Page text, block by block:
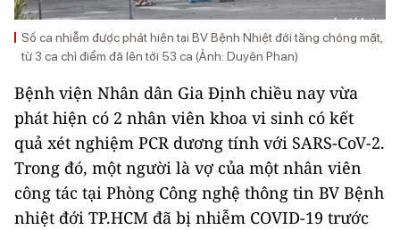
Số ca nhiễm được phát hiện tại BV Bệnh Nhiệt đới tăng chóng mặt,
từ 3 ca chỉ điểm đã lên tới 53 ca (Ảnh: Duyên Phan)
Bệnh viện Nhân dân Gia Định chiều nay vừa
phát hiện có 2 nhân viên khoa vi sinh có kết
quả xét nghiệm PCR dương tính với SARS-CoV-2.
Trong đó, một người là vợ của một nhân viên
công tác tại Phòng Công nghệ thông tin BV Bệnh
nhiệt đới TP.HCM đã bị nhiễm COVID-19 trước